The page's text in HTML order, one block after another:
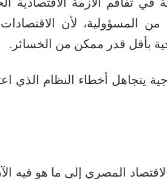
من المسؤولية، لأن
بأقل قدر ممكن من الخسائر.
يتجاهل أخطاء النظام
المصري إلى ما هو فيه